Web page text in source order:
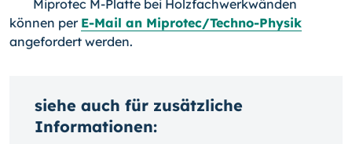
Miprotec M-Platte bei Holzfachwerkwänden
können per E-Mail an Miprotec/Techno-Physik
angefordert werden.
siehe auch für zusätzliche
Informationen: